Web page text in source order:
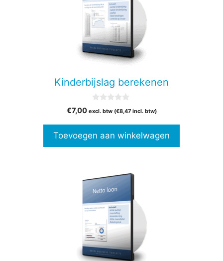
Kinderbijslag berekenen
v
5
€7,00 excl. btw (€8,47incl. btw)
Toevoegen aan winkelwagen